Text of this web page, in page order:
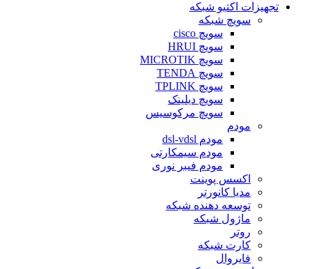
تجهیزات اکتیو شبکه
سویچ شبکه
سویچ cisco
سویچ HRUI
سویچ MICROTIK
سویچ TENDA
سویچ TPLINK
سویچ دیلینک
سویچ مرکوسیس
مودم
مودم dsl-vdsl
مودم سیمکارتی
مودم فیبر نوری
اکسس پوینت
مدیا کانورتر
توسعه دهنده شبکه
ماژول شبکه
روتر
کارت شبکه
فایروال